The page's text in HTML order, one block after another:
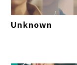
Unknown